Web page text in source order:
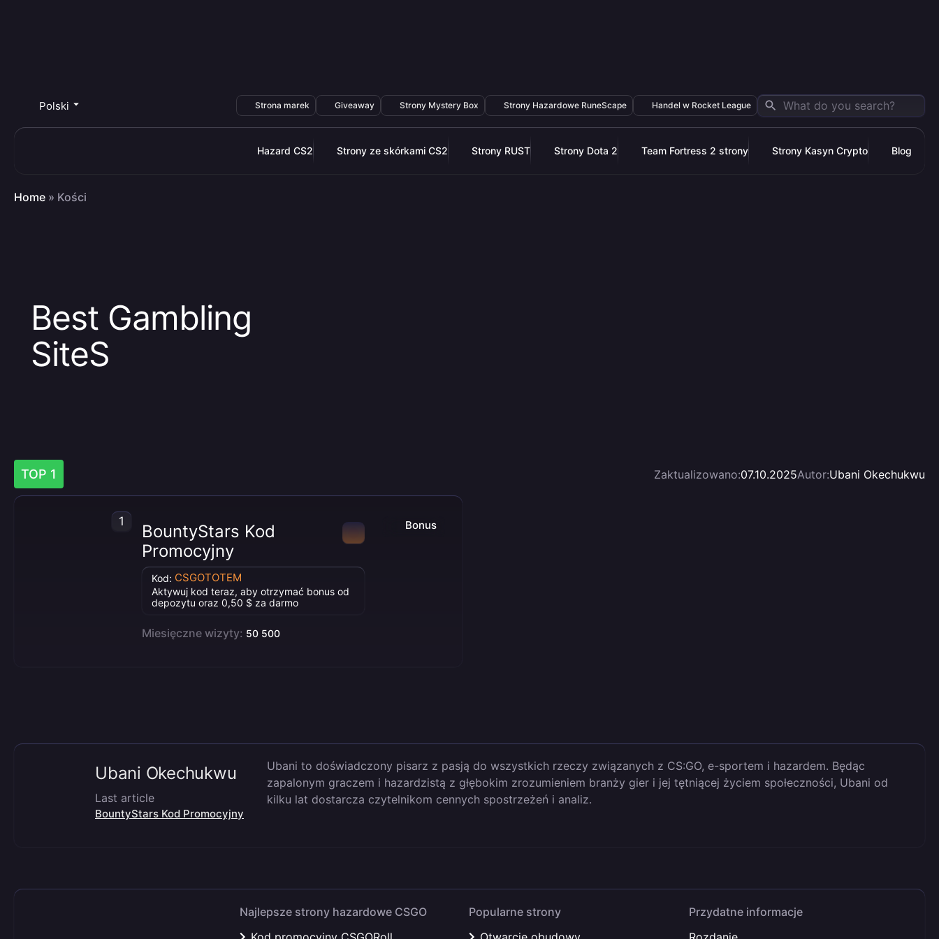
Polski Strona marek Giveaway Strony Mystery Box Strony Hazardowe RuneScape Handel w Rocket League
Hazard CS2 Strony ze skórkami CS2 Strony RUST Strony Dota 2 Team Fortress 2 strony Strony Kasyn Crypto Blog
Home » Kości
Best Gambling
SiteS
TOP 1 Zaktualizowano:07.10.2025Autor:Ubani Okechukwu
1
BountyStars Kod
Promocyjny
Kod: CSGOTOTEM
Aktywuj kod teraz, aby otrzymać bonus od
depozytu oraz 0,50 $ za darmo
Miesięczne wizyty: 50 500
Bonus
Ubani Okechukwu
Last article
BountyStars Kod Promocyjny
Ubani to doświadczony pisarz z pasją do wszystkich rzeczy związanych z CS:GO, e-sportem i hazardem. Będąc
zapalonym graczem i hazardzistą z głębokim zrozumieniem branży gier i jej tętniącej życiem społeczności, Ubani od
kilku lat dostarcza czytelnikom cennych spostrzeżeń i analiz.
Najlepsze strony hazardowe CSGO
Popularne strony
Przydatne informacje